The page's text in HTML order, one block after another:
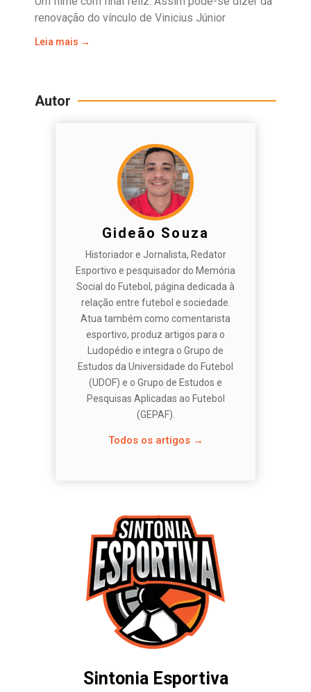
renovação do vínculo de Vinicius Júnior
Leia mais →
Autor
Gideão Souza
Historiador e Jornalista, Redator
Esportivo e pesquisador do Memória
Social do Futebol, página dedicada à
relação entre futebol e sociedade.
Atua também como comentarista
esportivo, produz artigos para o
Ludopédio e integra o Grupo de
Estudos da Universidade do Futebol
(UDOF) e o Grupo de Estudos e
Pesquisas Aplicadas ao Futebol
(GEPAF).
Todos os artigos →
Sintonia Esportiva